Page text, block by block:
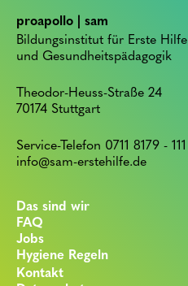
proapollo | sam
Bildungsinstitut für Erste Hilfe
und Gesundheitspädagogik
Theodor-Heuss-Straße 24
70174 Stuttgart
Service-Telefon 0711 8179 - 111
info@sam-erstehilfe.de
Das sind wir
FAQ
Jobs
Hygiene Regeln
Kontakt